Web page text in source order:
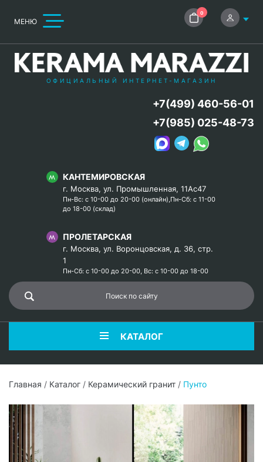
МЕНЮ
0
ОФИЦИАЛЬНЫЙ ИНТЕРНЕТ-МАГАЗИН
КАНТЕМИРОВСКАЯ
г. Москва, ул. Промышленная, 11Ас47
Пн-Вс: с 10-00 до 20-00 (онлайн),Пн-Сб: с 11-00
до 18-00 (склад)
ПРОЛЕТАРСКАЯ
г. Москва, ул. Воронцовская, д. 36, стр.
1
Пн-Сб: с 10-00 до 20-00, Вс: с 10-00 до 18-00
+7(499) 460-56-01
+7(985) 025-48-73
КАТАЛОГ
Главная / Каталог / Керамический гранит / Пунто